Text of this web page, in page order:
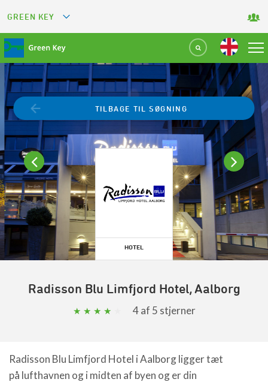
GREEN KEY
GREEN RESTAURANT
GREEN SPORT FACILITY
GREEN TOURISM ORGANIZATION
GREEN CAMPING
GREEN ATTRACTION
HOTEL
TILBAGE TIL SØGNING
Radisson Blu Limfjord Hotel, Aalborg
4af 5 stjerner
Radisson Blu Limfjord Hotel i Aalborg ligger tæt
på lufthavnen og i midten af byen og er din